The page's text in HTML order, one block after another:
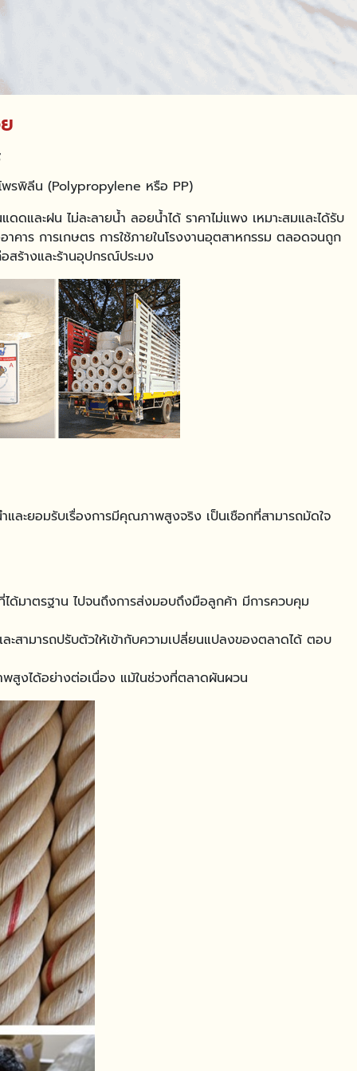
พรพิลีน (Polypropylene หรือ PP)
ละฝน ไม่ละลายน้ำ ลอยน้ำได้ ราคาไม่แพง เหมาะสมและได้รับ
คาร การเกษตร การใช้ภายในโรงงานอุตสาหกรรม ตลอดจนถูก
สร้างและร้านอุปกรณ์ประมง
ละยอมรับเรื่องการมีคุณภาพสูงจริง เป็นเชือกที่สามารถมัดใจ
ด้มาตรฐาน ไปจนถึงการส่งมอบถึงมือลูกค้า มีการควบคุม
ะสามารถปรับตัวให้เข้ากับความเปลี่ยนแปลงของตลาดได้ ตอบ
พสูงได้อย่างต่อเนื่อง แม้ในช่วงที่ตลาดผันผวน